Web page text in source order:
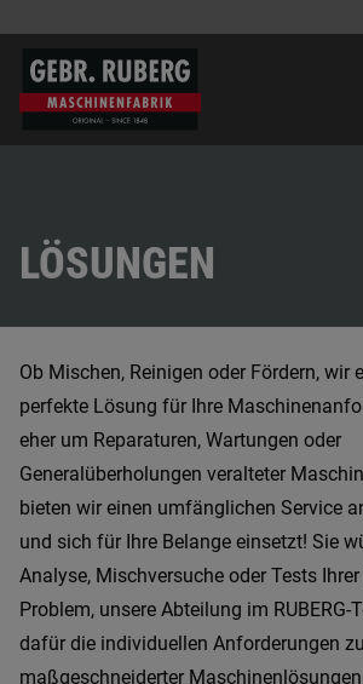
LÖSUNGEN
Ob Mischen, Reinigen oder Fördern, wir
perfekte Lösung für Ihre
eher um Reparaturen, Wartungen oder
Generalüberholungen veralteter
bieten wir einen umfänglichen Service
und sich für Ihre Belange einsetzt! Sie
Analyse, Mischversuche oder Tests
Problem, unsere Abteilung im
dafür die individuellen Anforderungen
maßgeschneiderter